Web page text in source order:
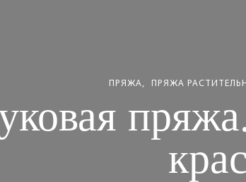
ПРЯЖА ПРЯЖА